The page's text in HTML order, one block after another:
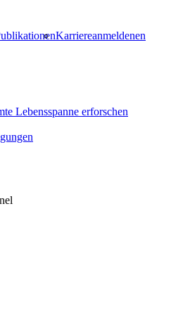
Karriereanmeldenen
Lebensspanne erforschen